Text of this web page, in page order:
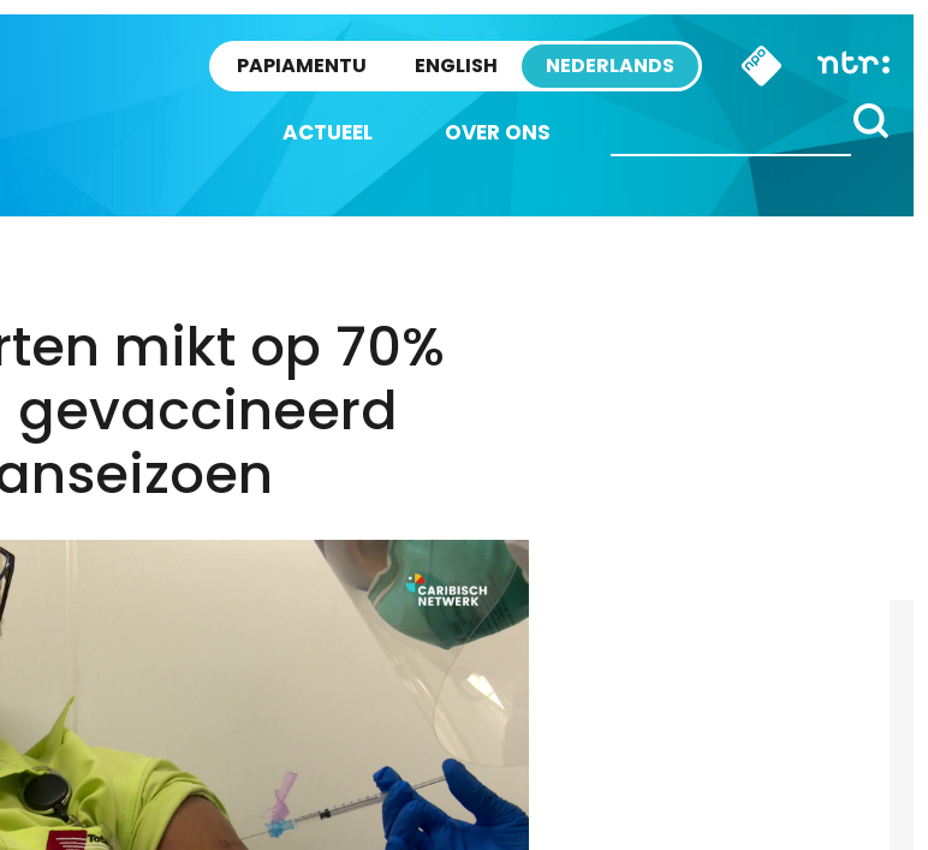
PAPIAMENTU ENGLISH NEDERLANDS
ACTUEEL OVER ONS
mikt op 70%
gevaccineerd